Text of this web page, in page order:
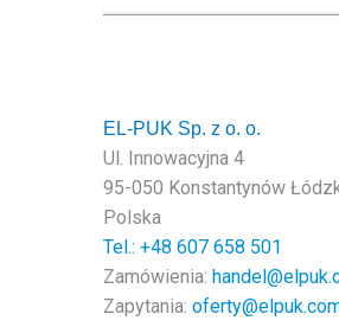
EL-PUK Sp. z o. o.
Ul. Innowacyjna 4
95-050 Konstantynów
Polska
Tel.: +48 607 658 501
Zamówienia:
Zapytania: